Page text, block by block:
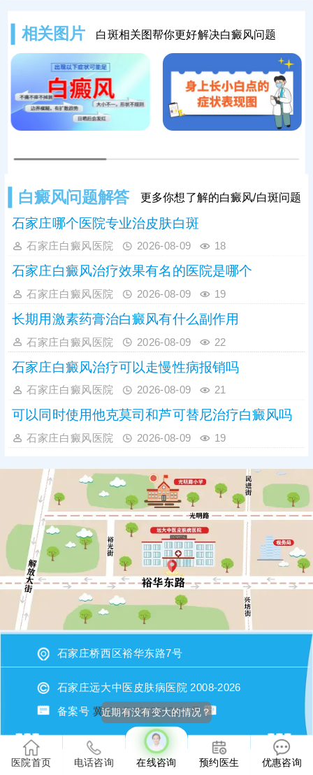
疗方案进行调整，使治疗持续贴合病
情，循序渐进消灭白斑。
相关图片 白斑相关图帮你更好解决白癜风问题
白癜风问题解答 更多你想了解的白癜风/白斑问题
石家庄哪个医院专业治皮肤白斑
石家庄白癜风医院 2026-08-09 18
石家庄白癜风治疗效果有名的医院是哪个
石家庄白癜风医院 2026-08-09 19
长期用激素药膏治白癜风有什么副作用
石家庄白癜风医院 2026-08-09 22
石家庄白癜风治疗可以走慢性病报销吗
石家庄白癜风医院 2026-08-09 21
可以同时使用他克莫司和芦可替尼治疗白癜风吗
石家庄白癜风医院 2026-08-09 19
石家庄桥西区裕华东路7号
石家庄远大中医皮肤病医院 2008-2026
备案号 冀ICP备2023015620号
医院首页 电话咨询 在线咨询 预约医生 优惠咨询